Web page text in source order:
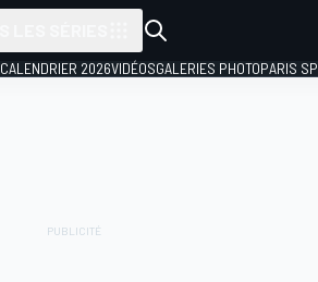
CALENDRIER 2026VIDÉOSGALERIES PHOTOPARIS